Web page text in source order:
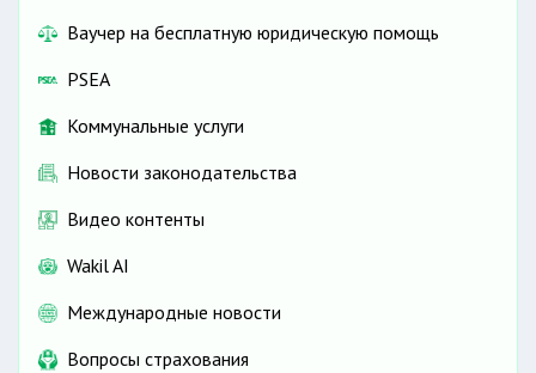
Ваучер на бесплатную юридическую помощь
PSEA
Коммунальные услуги
Новости законодательства
Видео контенты
Wakil AI
Международные новости
Вопросы страхования